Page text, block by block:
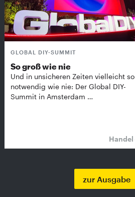
GLOBAL DIY-SUMMIT
So groß wie nie
Und in unsicheren Zeiten vielleicht so
notwendig wie nie: Der Global DIY-
Summit in Amsterdam …
Handel
zur Ausgabe